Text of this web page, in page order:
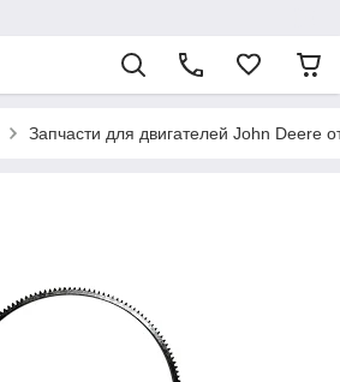
Запчасти для двигателей John Deere